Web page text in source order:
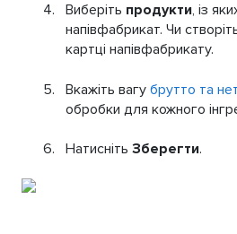
Виберіть продукти, із
напівфабрикат. Чи
картці напівфабрикату.
Вкажіть вагу брутто та
обробки для кожного
Натисніть Зберегти.